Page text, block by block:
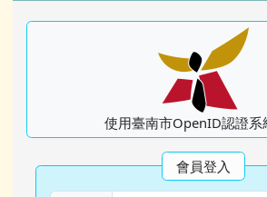
使用臺南市OpenID認證系
會員登入